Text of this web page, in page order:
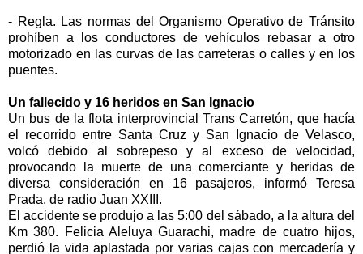
- Regla. Las normas del Organismo Operativo de Tránsito
prohíben a los conductores de vehículos rebasar a otro
motorizado en las curvas de las carreteras o calles y en los
puentes.
Un fallecido y 16 heridos en San Ignacio
Un bus de la flota interprovincial Trans Carretón, que hacía
el recorrido entre Santa Cruz y San Ignacio de Velasco,
volcó debido al sobrepeso y al exceso de velocidad,
provocando la muerte de una comerciante y heridas de
diversa consideración en 16 pasajeros, informó Teresa
Prada, de radio Juan XXIII.
El accidente se produjo a las 5:00 del sábado, a la altura del
Km 380. Felicia Aleluya Guarachi, madre de cuatro hijos,
perdió la vida aplastada por varias cajas con mercadería y